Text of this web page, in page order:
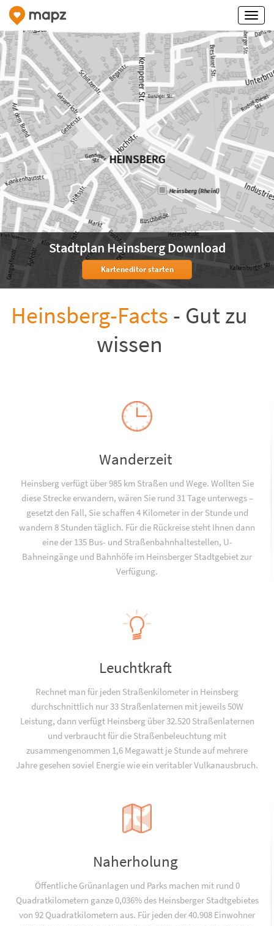
Stadtplan Heinsberg Download
Karteneditor starten
Heinsberg-Facts - Gut zu
wissen
Wanderzeit
Heinsberg verfügt über 985 km Straßen und Wege. Wollten Sie
diese Strecke erwandern, wären Sie rund 31 Tage unterwegs –
gesetzt den Fall, Sie schaffen 4 Kilometer in der Stunde und
wandern 8 Stunden täglich. Für die Rückreise steht Ihnen dann
eine der 135 Bus- und Straßenbahnhaltestellen, U-
Bahneingänge und Bahnhöfe im Heinsberger Stadtgebiet zur
Verfügung.
Leuchtkraft
Rechnet man für jeden Straßenkilometer in Heinsberg
durchschnittlich nur 33 Straßenlaternen mit jeweils 50W
Leistung, dann verfügt Heinsberg über 32.520 Straßenlaternen
und verbraucht für die Straßenbeleuchtung mit
zusammengenommen 1,6 Megawatt je Stunde auf mehrere
Jahre gesehen soviel Energie wie ein veritabler Vulkanausbruch.
Naherholung
Öffentliche Grünanlagen und Parks machen mit rund 0
Quadratkilometern ganze 0,036% des Heinsberger Stadtgebietes
von 92 Quadratkilometern aus. Für jeden der 40.908 Einwohner